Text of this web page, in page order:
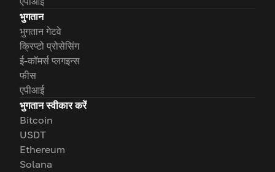
भुगतान
भुगतान गेटवे
क्रिप्टो प्रोसेसिंग
ई-कॉमर्स प्लगइन्स
फीस
एपीआई
भुगतान स्वीकार करें
Bitcoin
USDT
Ethereum
Solana